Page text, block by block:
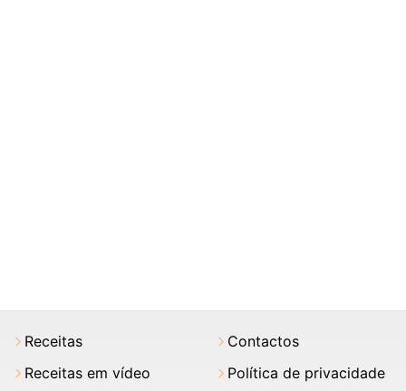
Receitas
Receitas em vídeo
Contactos
Política de privacidade